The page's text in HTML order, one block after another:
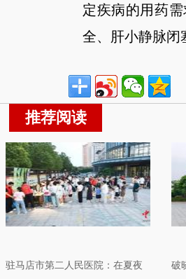
定疾病的用药
全、肝小静脉闭
推荐阅读
驻马店市第二人民医院：在夏夜 破